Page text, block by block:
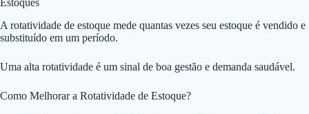
Estoques
A rotatividade de estoque mede quantas vezes seu estoque é vendido e
substituído em um período.
Uma alta rotatividade é um sinal de boa gestão e demanda saudável.
Como Melhorar a Rotatividade de Estoque?